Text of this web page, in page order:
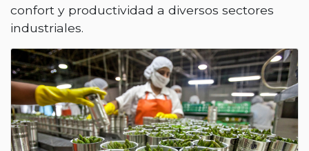
confort y productividad a diversos sectores
industriales.